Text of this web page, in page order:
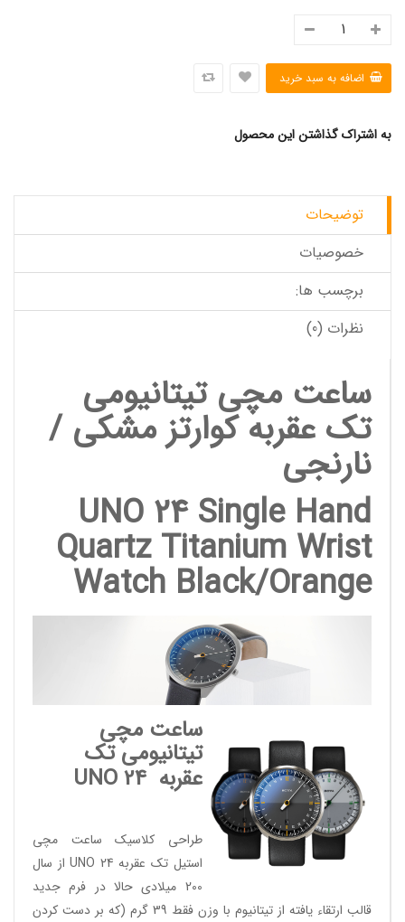
به اشتراک گذاشتن این محصول
توضیحات
خصوصیات
برچسب ها:
نظرات (0)
ساعت مچی تیتانیومی
تک عقربه کوارتز مشکی /
نارنجی
UNO 24 Single Hand
Quartz Titanium Wrist
Watch Black/Orange
ساعت مچی
تیتانیومی تک
عقربهUNO 24
طراحی کلاسیک ساعت مچی
استیل تک عقربه UNO 24 از سال
200 میلادی حالا در فرم جدید
قالب ارتقاء یافته از تیتانیوم با وزن فقط 39 گرم (که بر دست کردن